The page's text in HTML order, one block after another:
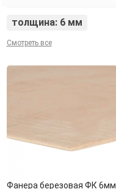
толщина: 6 мм
Смотреть все
Фанера березовая ФК 6мм